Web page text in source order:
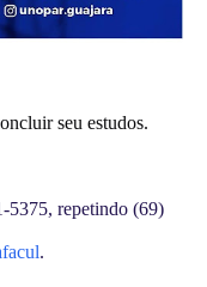
seu estudos.
5375, repetindo (69)
.